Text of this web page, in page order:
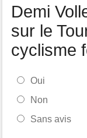
Demi
sur le
cyclisme
Oui
Non
Sans avis